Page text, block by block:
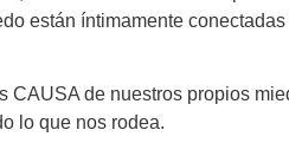
están íntimamente
CAUSA de nuestros propios
lo que nos rodea.